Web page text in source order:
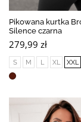
Pikowana kurtka
Silence czarna
279,99 zł
S M L XL XXL